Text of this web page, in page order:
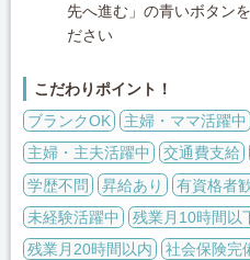
先へ進む」の青いボタン
ださい
こだわりポイント！
ブランクOK
主婦・ママ活躍中
主婦・主夫活躍中
交通費支給
学歴不問
昇給あり
有資格者
未経験活躍中
残業月10時間以
残業月20時間以内
社会保険完